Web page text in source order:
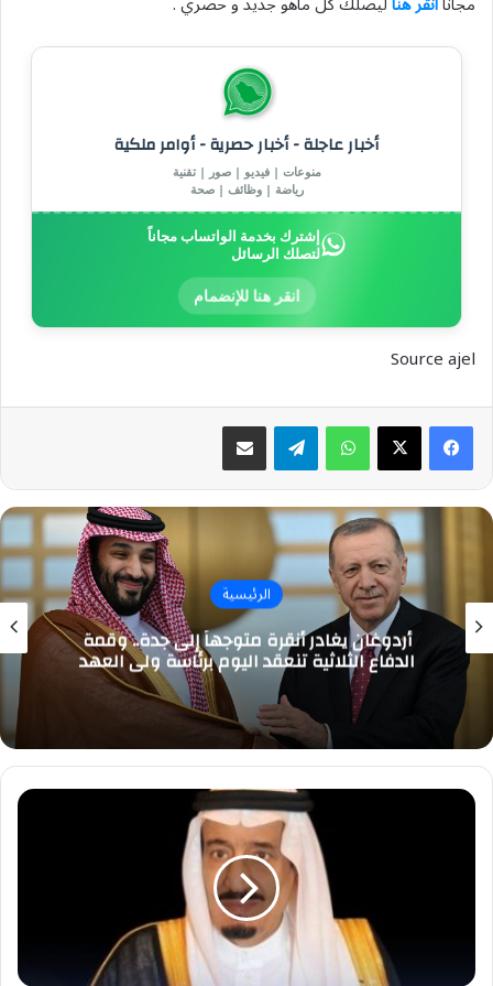
أخبار عاجلة - أخبار حصرية - أوامر ملكية
منوعات | فيديو | صور | تقنية
رياضة | وظائف | صحة
إشترك بخدمة الواتساب مجاناً
لتصلك الرسائل
انقر هنا للإنضمام
Source ajel
واتسابتيلقرام مشاركة عبر البريد
الرئيسية
أردوغان يغادر أنقرة متوجهاً إلى جدة.. وقمة
الدفاع الثلاثية تنعقد اليوم برئاسة ولي العهد
بموافقة